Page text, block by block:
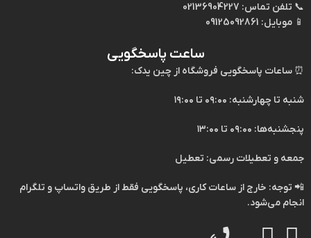
📞 تلفن تماس:
📱 موبایل:
ساعت پاسخگویی
⏰ ساعات پاسخگویی فروشگاه از چین یدک:
شنبه تا چهارشنبه: ۰۹:۰۰ تا ۱۹:۰۰
پنجشنبه‌ها: ۰۹:۰۰ تا ۱۳:۰۰
جمعه و تعطیلات رسمی: تعطیل
📲 توجه: خارج از ساعات کاری، پاسخگویی فقط از طریق واتساپ و تلگرام
انجام می‌شود.